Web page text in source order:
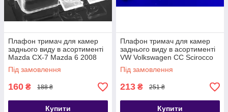
Плафон тримач для камер
заднього виду в асортименті
Mazda CX-7 Mazda 6 2008
2011
Під замовлення
160 ₴ 188 ₴
Купити
Плафон тримач для камер
заднього виду в асортименті
VW Volkswagen CC Scirocco
Golf 7 Lamando Magotan B8
13-16
Під замовлення
213 ₴ 251 ₴
Купити